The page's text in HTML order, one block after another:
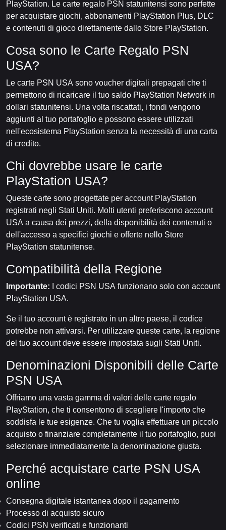
PlayStation. Le carte regalo PSN statunitensi sono perfette
per acquistare giochi, abbonamenti PlayStation Plus, DLC
e contenuti di gioco direttamente dallo Store PlayStation.
Cosa sono le Carte Regalo PSN
USA?
Le carte PSN USA sono voucher digitali prepagati che ti
permettono di ricaricare il tuo saldo PlayStation Network in
dollari statunitensi. Una volta riscattati, i fondi vengono
aggiunti al tuo portafoglio e possono essere utilizzati
nell'ecosistema PlayStation senza la necessità di una carta
di credito.
Chi dovrebbe usare le carte
PlayStation USA?
Queste carte sono progettate per account PlayStation
registrati negli Stati Uniti. Molti utenti preferiscono account
USA a causa dei prezzi, della disponibilità dei contenuti o
dell'accesso a specifici giochi e offerte nello Store
PlayStation statunitense.
Compatibilità della Regione
Importante: I codici PSN USA funzionano solo con account
PlayStation USA.
Se il tuo account è registrato in un altro paese, il codice
potrebbe non attivarsi. Per utilizzare queste carte, la regione
del tuo account deve essere impostata sugli Stati Uniti.
Denominazioni Disponibili delle Carte
PSN USA
Offriamo una vasta gamma di valori delle carte regalo
PlayStation, che ti consentono di scegliere l'importo che
soddisfa le tue esigenze. Che tu voglia effettuare un piccolo
acquisto o finanziare completamente il tuo portafoglio, puoi
selezionare immediatamente la denominazione giusta.
Perché acquistare carte PSN USA
online
Consegna digitale istantanea dopo il pagamento
Processo di acquisto sicuro
Codici PSN verificati e funzionanti